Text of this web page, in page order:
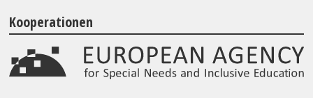
Kooperationen